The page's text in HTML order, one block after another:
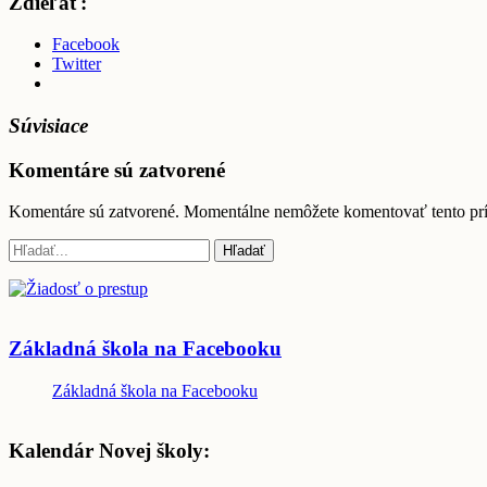
Facebook
Twitter
Súvisiace
Komentáre sú zatvorené
Komentáre sú zatvorené. Momentálne nemôžete komentovať tento
Základná škola na Facebooku
Základná škola na Facebooku
Kalendár Novej školy: